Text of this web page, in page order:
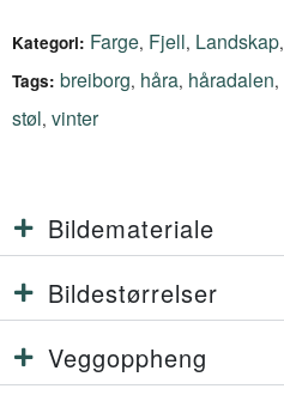
Kategori: Farge, Fjell, Landskap,
Tags: breiborg, håra, håradalen,
støl, vinter
Bildemateriale
Bildestørrelser
Veggoppheng